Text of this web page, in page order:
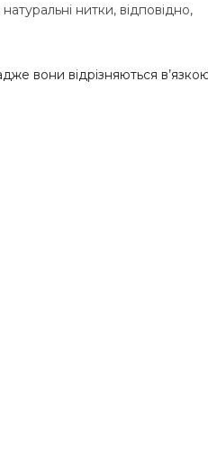
нитки, відповідно,
вони відрізняються